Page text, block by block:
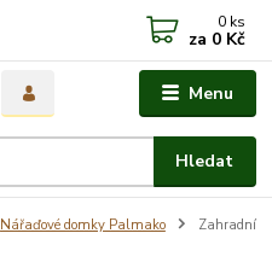
Menu
Hledat
0 ks
za 0 Kč
Nářaďové domky Palmako
Zahradní